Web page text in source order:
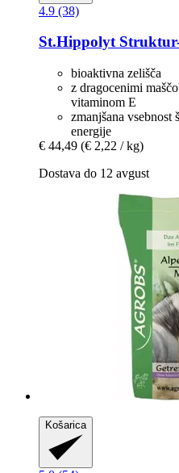
4.9 (38)
St.Hippolyt
bioaktivna zelišča
z dragocenimi
vitaminom E
zmanjšana vsebnost
energije
€ 44,49 (€ 2,22 / kg)
Dostava do 12 avgust
Košarica